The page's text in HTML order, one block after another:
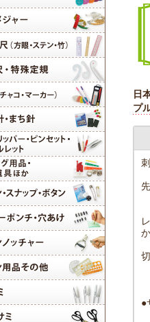
日
プ
●